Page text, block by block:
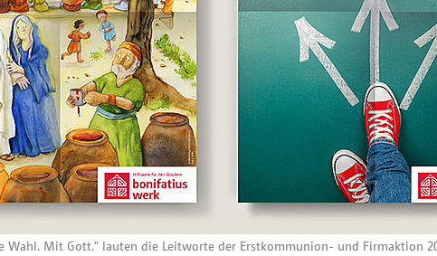
Wahl. Mit Gott." lauten die Leitworte der Erstkommunion- und Firmaktion